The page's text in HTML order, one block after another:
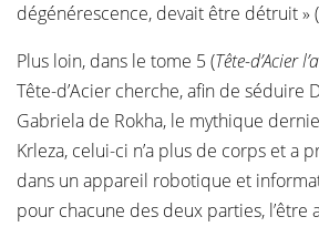
dégénérescence, devait être détruit »
Plus loin, dans le tome 5 (Tête-d’Acier
Tête-d’Acier cherche, afin de séduire
Gabriela de Rokha, le mythique
Krleza, celui-ci n’a plus de corps et a
dans un appareil robotique et
pour chacune des deux parties, l’être